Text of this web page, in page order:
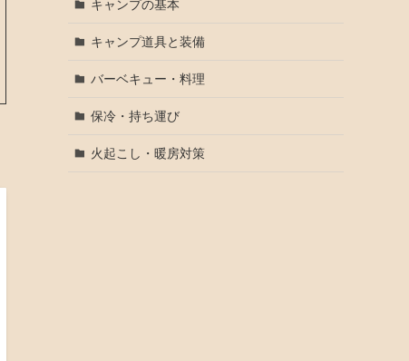
キャンプの基本
キャンプ道具と装備
バーベキュー・料理
保冷・持ち運び
火起こし・暖房対策